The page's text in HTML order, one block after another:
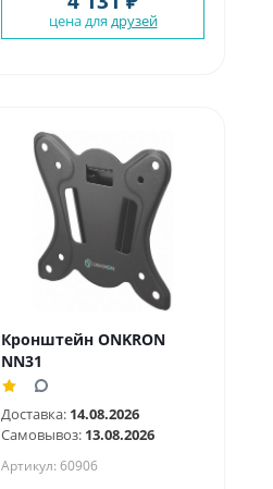
цена для друзей
Кронштейн ONKRON
NN31
Доставка: 14.08.2026
Самовывоз: 13.08.2026
Артикул: 60906